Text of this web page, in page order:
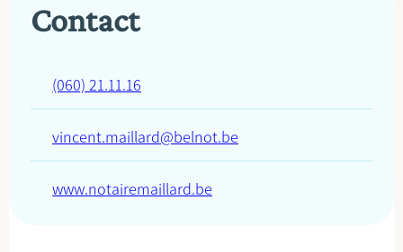
Contact
(060) 21.11.16
vincent.maillard@belnot.be
www.notairemaillard.be